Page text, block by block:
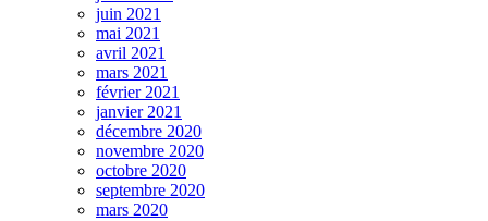
juin 2021
mai 2021
avril 2021
mars 2021
février 2021
janvier 2021
décembre 2020
novembre 2020
octobre 2020
septembre 2020
mars 2020